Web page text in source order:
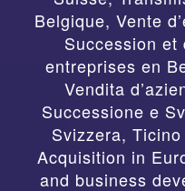
Belgique, Vente
Succession et
entreprises en
Vendita
Successione e
Svizzera,
Acquisition in
and business